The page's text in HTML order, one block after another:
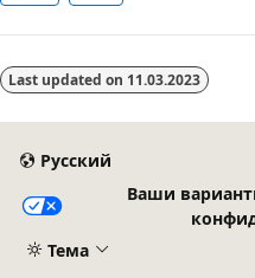
Last updated on 11.03.2023
Русский
Ваши
Тема